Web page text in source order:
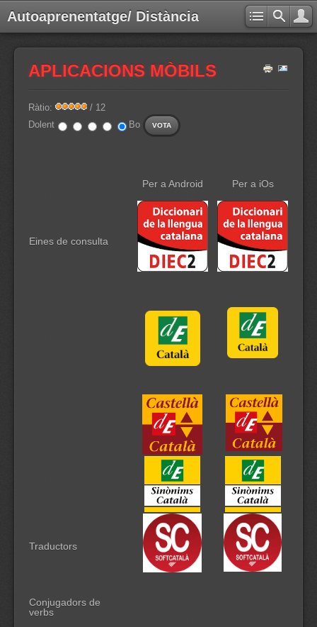
Autoaprenentatge/ Distància
APLICACIONS MÒBILS
Ràtio:
/ 12
Dolent
Bo
Per a Android Per a iOs
Eines de consulta
Traductors
Conjugadors de
verbs